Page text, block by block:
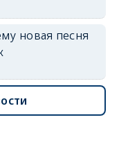
новая песня